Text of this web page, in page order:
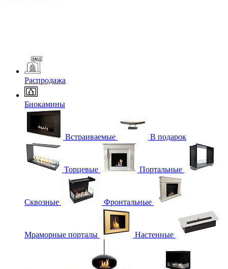
Распродажа
Биокамины
Встраиваемые В подарок
Торцевые Портальные
Сквозные Фронтальные
Мраморные порталы Настенные